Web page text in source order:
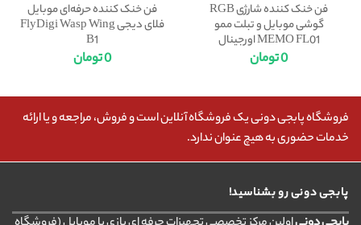
فن خنک کننده شارژی RGB
گوشی موبایل و تبلت ممو
MEMO FL01 اورجینال
0تومان
فن خنک کننده حرفه‌ای موبایل
فلای دیجی FlyDigi Wasp Wing
B1
0تومان
فروشگاه پابجی دونی یک فروشگاه آنلاین است و فروش، مراجعه و یا ارائه
خدمات حضوری به هیچ عنوان ندارد.
پابجی دونی رو بشناسید!